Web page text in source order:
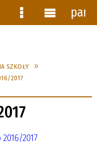
SZKOŁY
2017
2017
MenuMenu